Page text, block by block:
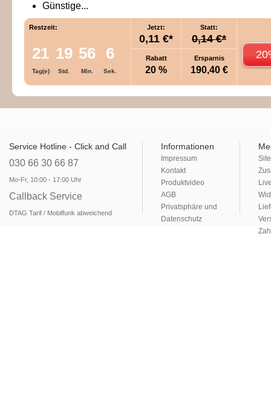
Günstige...
Restzeit:
21
Tag(e)
19
Std.
56
Min.
6
Sek.
Jetzt:
0,11 €*
Statt:
0,14 €*
Rabatt
20 %
Ersparnis
190,40 €
Service Hotline - Click and Call
030 66 30 66 87
Mo-Fr, 10:00 - 17:00 Uhr
Callback Service
DTAG Tarif / Mobilfunk abweichend
Informationen
Impressum
Kontakt
Produktvideo
AGB
Privatsphäre und
Datenschutz